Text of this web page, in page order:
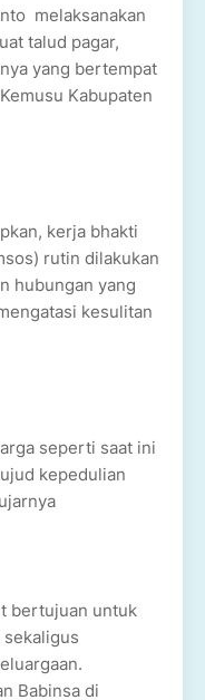
melaksanakan
talud pagar,
yang bertempat
Kabupaten
kerja bhakti
rutin dilakukan
hubungan yang
kesulitan
seperti saat ini
kepedulian
bertujuan untuk
sekaligus
Babinsa di